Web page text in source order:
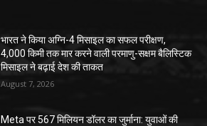
भारत ने किया अग्नि-4 मिसाइल का सफल परीक्षण,
4,000 किमी तक मार करने वाली परमाणु-सक्षम बैलिस्टिक
मिसाइल ने बढ़ाई देश की ताकत
August 7, 2026
Meta पर 567 मिलियन डॉलर का जुर्माना: युवाओं की